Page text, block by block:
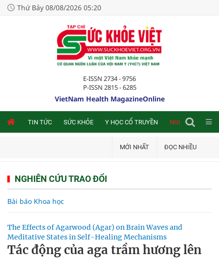
Thứ Bảy 08/08/2026 05:20
E-ISSN 2734 - 9756
P-ISSN 2815 - 6285
VietNam Health MagazineOnline
TIN TỨC SỨC KHỎE Y HỌC CỔ TRUYỀN NGHIÊN CỨU
MỚI NHẤT ĐỌC NHIỀU
NGHIÊN CỨU TRAO ĐỔI
Bài báo Khoa học
The Effects of Agarwood (Agar) on Brain Waves and
Meditative States in Self-Healing Mechanisms
Tác động của aga trầm hương lên